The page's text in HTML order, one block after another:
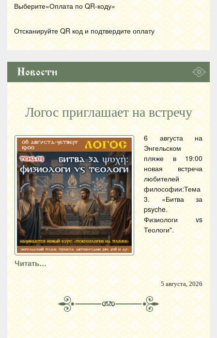
Выберите«Оплата по QR-коду»
Отсканируйте QR код и подтвердите оплату
Новости
Логос приглашает на встречу
6 августа на
Энгельском
пляже в 19:00
новая встреча
любителей
философии:Тема
3. «Битва за
psyche.
Физиологи vs
Теологи".
Читать…
5 августа, 2026